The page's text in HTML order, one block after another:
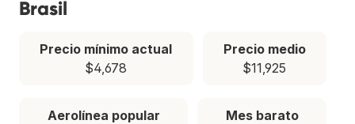
Brasil
Precio mínimo actual
$4,678
Precio medio
$11,925
Aerolínea popular
Mes barato